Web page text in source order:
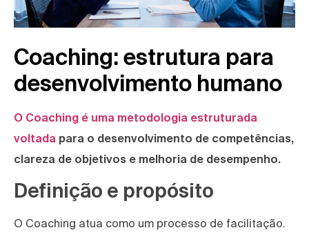
Coaching: estrutura para
desenvolvimento humano
O Coaching é uma metodologia estruturada
voltada para o desenvolvimento de competências,
clareza de objetivos e melhoria de desempenho.
Definição e propósito
O Coaching atua como um processo de facilitação.